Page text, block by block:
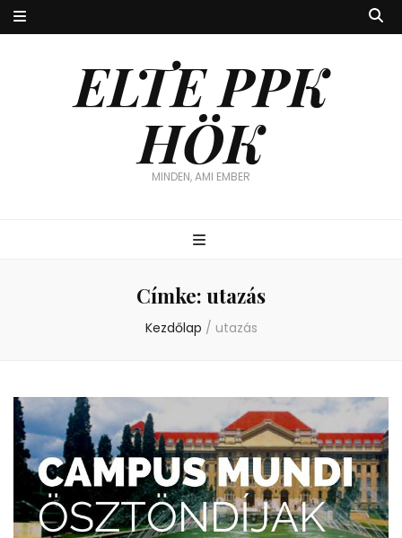
ELTE PPK
HÖK
MINDEN, AMI EMBER
Címke: utazás
Kezdőlap / utazás